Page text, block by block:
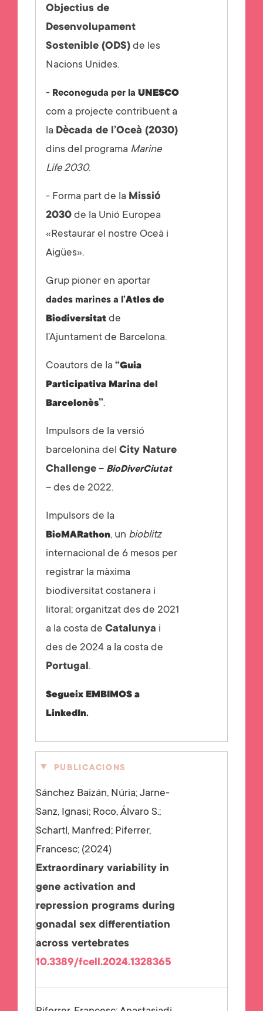
Objectius de
Desenvolupament
Sostenible (ODS) de les
Nacions Unides.
- Reconeguda per la UNESCO
com a projecte contribuent a
la Dècada de l’Oceà (2030)
dins del programa Marine
Life 2030.
- Forma part de la Missió
2030 de la Unió Europea
«Restaurar el nostre Oceà i
Aigües».
Grup pioner en aportar
dades marines a l’Atles de
Biodiversitat de
l’Ajuntament de Barcelona.
Coautors de la “Guia
Participativa Marina del
Barcelonès”.
Impulsors de la versió
barcelonina del City Nature
Challenge – BioDiverCiutat
– des de 2022.
Impulsors de la
BioMARathon, un bioblitz
internacional de 6 mesos per
registrar la màxima
biodiversitat costanera i
litoral; organitzat des de 2021
a la costa de Catalunya i
des de 2024 a la costa de
Portugal.
Segueix EMBIMOS a
LinkedIn.
PUBLICACIONS
Sánchez Baizán, Núria; Jarne-
Sanz, Ignasi; Roco, Álvaro S.;
Schartl, Manfred; Piferrer,
Francesc; 2024
Extraordinary variability in
gene activation and
repression programs during
gonadal sex differentiation
across vertebrates
10.3389/fcell.2024.1328365